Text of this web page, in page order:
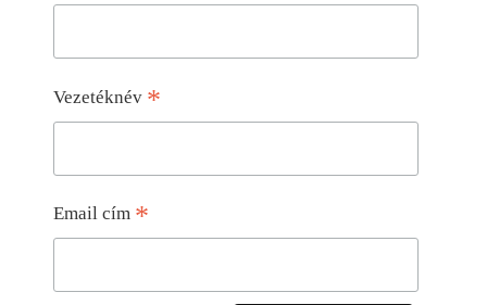
Vezetéknév *
Email cím *